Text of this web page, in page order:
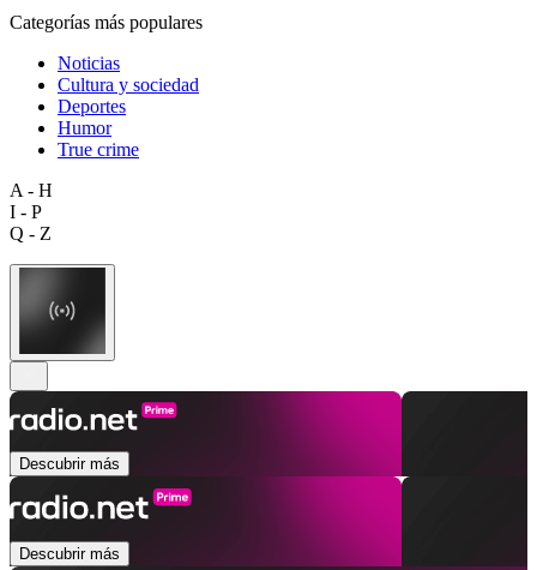
Categorías más populares
Noticias
Cultura y sociedad
Deportes
Humor
True crime
A - H
I - P
Q - Z
Descubrir más
Descubrir más